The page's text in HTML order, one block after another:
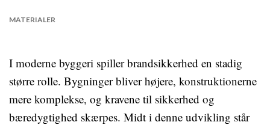
MATERIALER
I moderne byggeri spiller brandsikkerhed en stadig
større rolle. Bygninger bliver højere, konstruktionerne
mere komplekse, og kravene til sikkerhed og
bæredygtighed skærpes. Midt i denne udvikling står